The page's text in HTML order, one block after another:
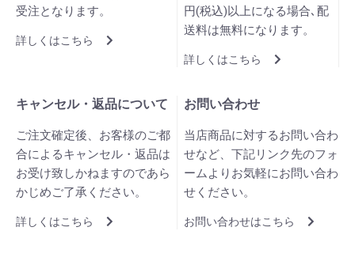
受注となります。
詳しくはこちら
円(税込)以上になる場合､配
送料は無料になります。
詳しくはこちら
キャンセル・返品について
ご注文確定後、お客様のご都
合によるキャンセル・返品は
お受け致しかねますのであら
かじめご了承ください。
詳しくはこちら
お問い合わせ
当店商品に対するお問い合わ
せなど、下記リンク先のフォ
ームよりお気軽にお問い合わ
せください。
お問い合わせはこちら